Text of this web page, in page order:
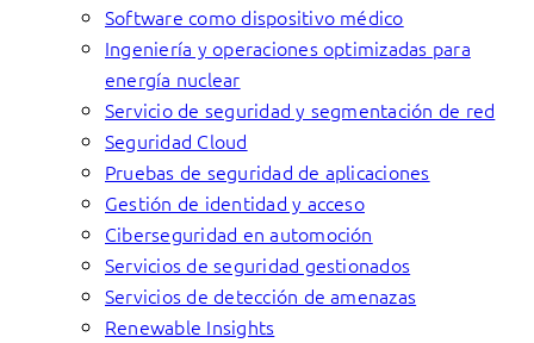
Software como dispositivo médico
Ingeniería y operaciones optimizadas para
energía nuclear
Servicio de seguridad y segmentación de red
Seguridad Cloud
Pruebas de seguridad de aplicaciones
Gestión de identidad y acceso
Ciberseguridad en automoción
Servicios de seguridad gestionados
Servicios de detección de amenazas
Renewable Insights